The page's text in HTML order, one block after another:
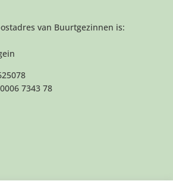
van Buurtgezinnen is:
7343 78